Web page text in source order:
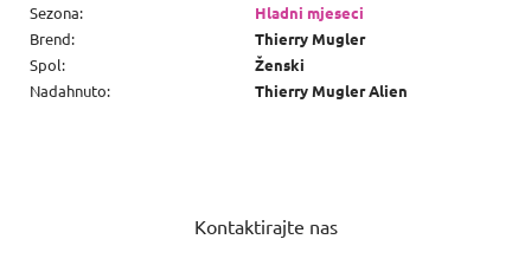
Sezona:
Hladni mjeseci
Brend:
Thierry Mugler
Spol:
Ženski
Nadahnuto: Thierry Mugler Alien
Kontaktirajte nas